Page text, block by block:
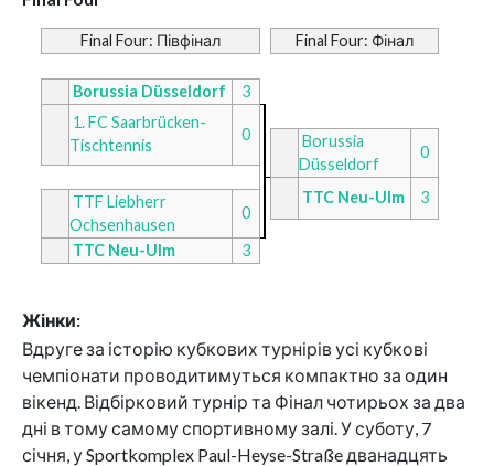
Final Four: Півфінал Final Four: Фінал
Borussia Düsseldorf
3
1. FC Saarbrücken-
Tischtennis
0
Borussia
Düsseldorf
0
TTC Neu-Ulm 3
TTF Liebherr
Ochsenhausen
0
TTC Neu-Ulm
3
Жінки:
Вдруге за історію кубкових турнірів усі кубкові
чемпіонати проводитимуться компактно за один
вікенд. Відбірковий турнір та Фінал чотирьох за два
дні в тому самому спортивному залі. У суботу, 7
січня, у Sportkomplex Paul-Heyse-Straße дванадцять